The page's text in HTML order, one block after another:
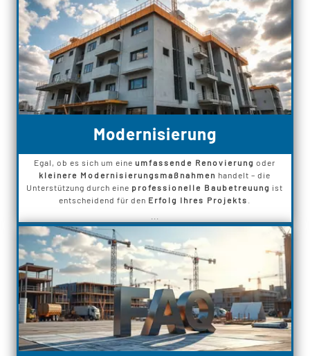
Modernisierung
Egal, ob es sich um eineumfassende Renovierung oder
kleinere Modernisierungsmaßnahmen handelt – die
Unterstützung durch eine professionelle Baubetreuung ist
entscheidend für den Erfolg Ihres Projekts